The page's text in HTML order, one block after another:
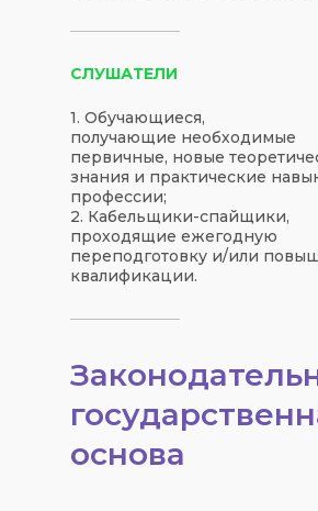
СЛУШАТЕЛИ
1. Обучающиеся,
получающие необходимые
первичные, новые
знания и практические
профессии;
2. Кабельщики-спайщики,
проходящие ежегодную
переподготовку и/или
квалификации.
основа